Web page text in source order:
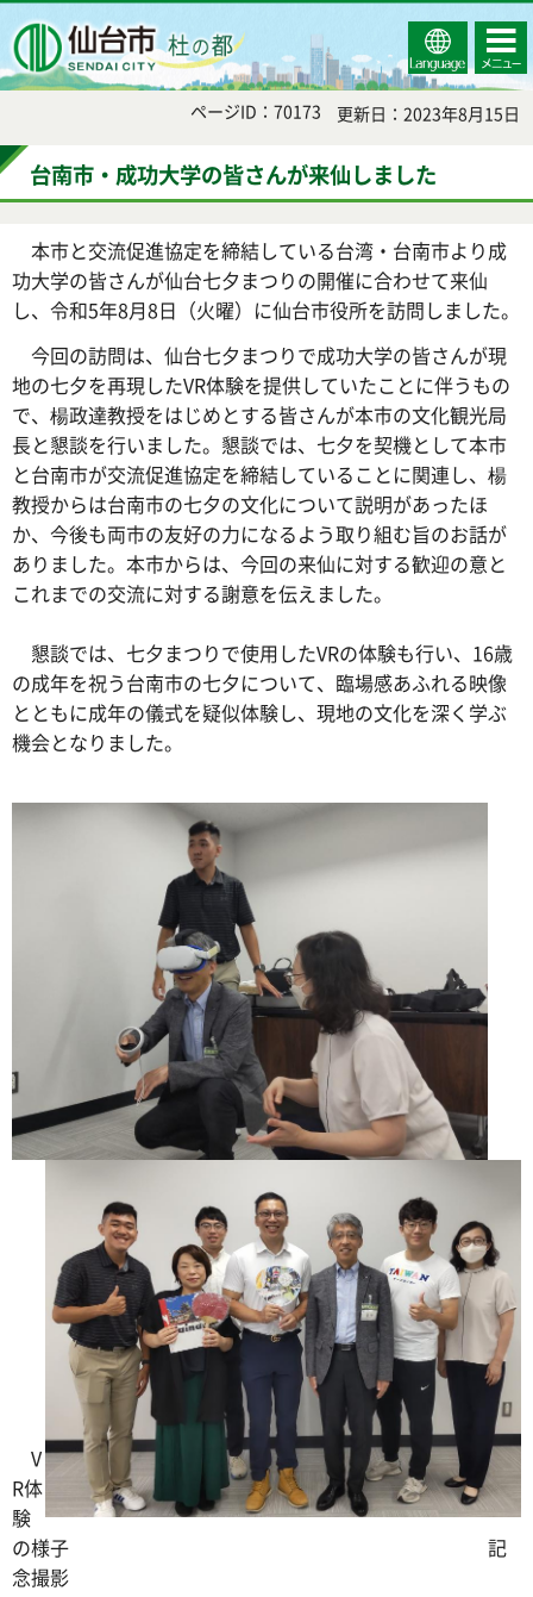
Select
Language
コンテ
ンツメ
ニュー
ページID：70173 更新日：2023年8月15日
台南市・成功大学の皆さんが来仙しました
本市と交流促進協定を締結している台湾・台南市より成
功大学の皆さんが仙台七夕まつりの開催に合わせて来仙
し、令和5年8月8日（火曜）に仙台市役所を訪問しました。
今回の訪問は、仙台七夕まつりで成功大学の皆さんが現
地の七夕を再現したVR体験を提供していたことに伴うもの
で、楊政達教授をはじめとする皆さんが本市の文化観光局
長と懇談を行いました。懇談では、七夕を契機として本市
と台南市が交流促進協定を締結していることに関連し、楊
教授からは台南市の七夕の文化について説明があったほ
か、今後も両市の友好の力になるよう取り組む旨のお話が
ありました。本市からは、今回の来仙に対する歓迎の意と
これまでの交流に対する謝意を伝えました。
懇談では、七夕まつりで使用したVRの体験も行い、16歳
の成年を祝う台南市の七夕について、臨場感あふれる映像
とともに成年の儀式を疑似体験し、現地の文化を深く学ぶ
機会となりました。
V
R体
験
の様子 記
念撮影